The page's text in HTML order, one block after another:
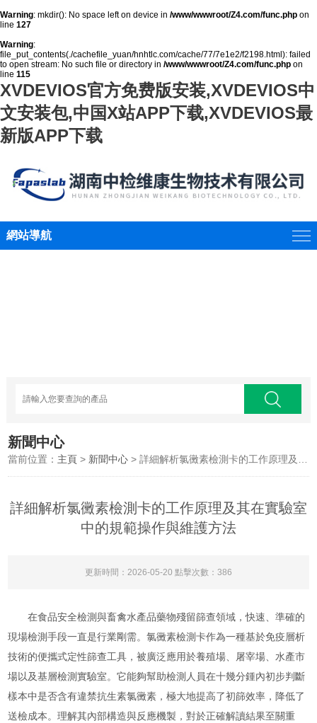
Warning: mkdir(): No space left on device in /www/wwwroot/Z4.com/func.php on
line 127
Warning:
file_put_contents(./cachefile_yuan/hnhtlc.com/cache/77/7e1e2/f2198.html): failed
to open stream: No such file or directory in /www/wwwroot/Z4.com/func.php on
line 115
XVDEVIOS官方免费版安装,XVDEVIOS中
文安装包,中国X站APP下载,XVDEVIOS最
新版APP下载
網站導航
新聞中心
當前位置： 主頁 > 新聞中心 > 詳細解析氯黴素檢測卡的工作原理及其在實驗室中的規範操作與維護方法
詳細解析氯黴素檢測卡的工作原理及其在實驗室
中的規範操作與維護方法
更新時間：2026-05-20 點擊次數：386
在食品安全檢測與畜禽水產品藥物殘留篩查領域，快速、準確的
現場檢測手段一直是行業剛需。氯黴素檢測卡作為一種基於免疫層析
技術的便攜式定性篩查工具，被廣泛應用於養殖場、屠宰場、水產市
場以及基層檢測實驗室。它能夠幫助檢測人員在十幾分鍾內初步判斷
樣本中是否含有違禁抗生素氯黴素，極大地提高了初篩效率，降低了
送檢成本。理解其內部構造與反應機製，對於正確解讀結果至關重